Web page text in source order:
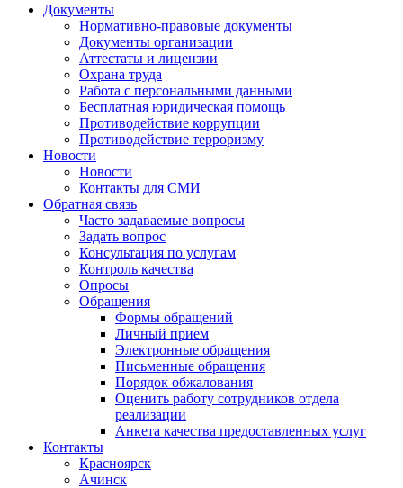
Документы
Нормативно-правовые документы
Документы организации
Аттестаты и лицензии
Охрана труда
Работа с персональными данными
Бесплатная юридическая помощь
Противодействие коррупции
Противодействие терроризму
Новости
Новости
Контакты для СМИ
Обратная связь
Часто задаваемые вопросы
Задать вопрос
Консультация по услугам
Контроль качества
Опросы
Обращения
Формы обращений
Личный прием
Электронные обращения
Письменные обращения
Порядок обжалования
Оценить работу сотрудников отдела
реализации
Анкета качества предоставленных услуг
Контакты
Красноярск
Ачинск